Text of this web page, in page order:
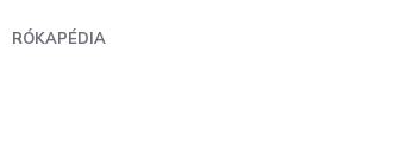
RÓKAPÉDIA